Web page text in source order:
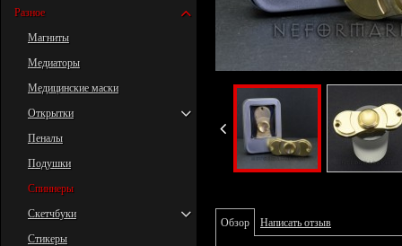
Разное
Магниты
Медиаторы
Медицинские маски
Открытки
Пеналы
Подушки
Спиннеры
Скетчбуки
Стикеры
Обзор Написать отзыв